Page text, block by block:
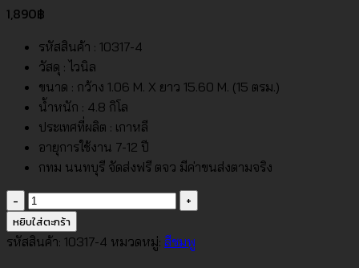
1,890฿
รหัสสินค้า : 10317-4
วัสดุ : ไวนิล
ขนาด : กว้าง 1.06 M. X ยาว 15.60 M. (15 ตรม.)
น้ำหนัก : 4.8 กิโล
ประเทศที่ผลิต : เกาหลี
อายุการใช้งาน 7-12 ปี
กทม นนทบุรี จัดส่งฟรี ตจว มีค่าขนส่งตามจริง
จำนวน
วอลเปเปอร์
สี
หยิบใส่ตะกร้า
รหัสสินค้า: 10317-4 หมวดหมู่: สีชมพู